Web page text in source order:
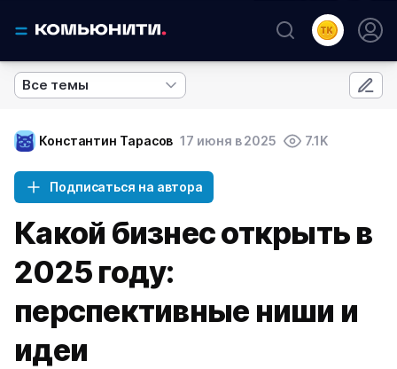
Все темы
Константин Тарасов 17 июня в 2025 7.1K
Подписаться на автора
Какой бизнес открыть в
2025 году:
перспективные ниши и
идеи